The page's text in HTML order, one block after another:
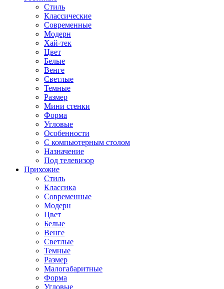
Стиль
Классические
Современные
Модерн
Хай-тек
Цвет
Белые
Венге
Светлые
Темные
Размер
Мини стенки
Форма
Угловые
Особенности
С компьютерным столом
Назначение
Под телевизор
Прихожие
Стиль
Классика
Современные
Модерн
Цвет
Белые
Венге
Светлые
Темные
Размер
Малогабаритные
Форма
Угловые